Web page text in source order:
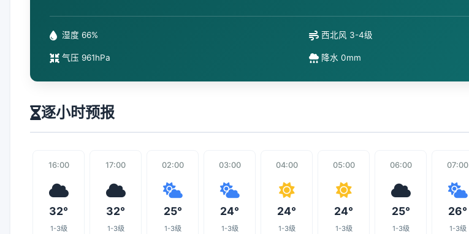
湿度 66% 西北风 3-4级
气压 961hPa 降水 0mm
逐小时预报
16:00
32°
1-3级
17:00
32°
1-3级
02:00
25°
1-3级
03:00
24°
1-3级
04:00
24°
1-3级
05:00
24°
1-3级
06:00
25°
1-3级
07:00
26°
1-3级